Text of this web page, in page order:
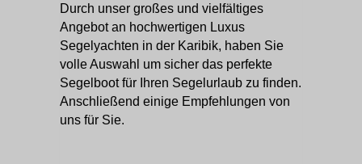
Durch unser großes und vielfältiges
Angebot an hochwertigen Luxus
Segelyachten in der Karibik, haben Sie
volle Auswahl um sicher das perfekte
Segelboot für Ihren Segelurlaub zu finden.
Anschließend einige Empfehlungen von
uns für Sie.